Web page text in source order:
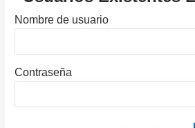
Nombre de usuario
Contraseña